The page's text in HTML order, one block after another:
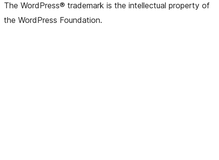
The WordPress® trademark is the intellectual property of
the WordPress Foundation.